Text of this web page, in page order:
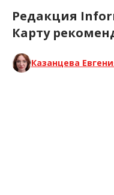
Редакция
Карту
Казанцева